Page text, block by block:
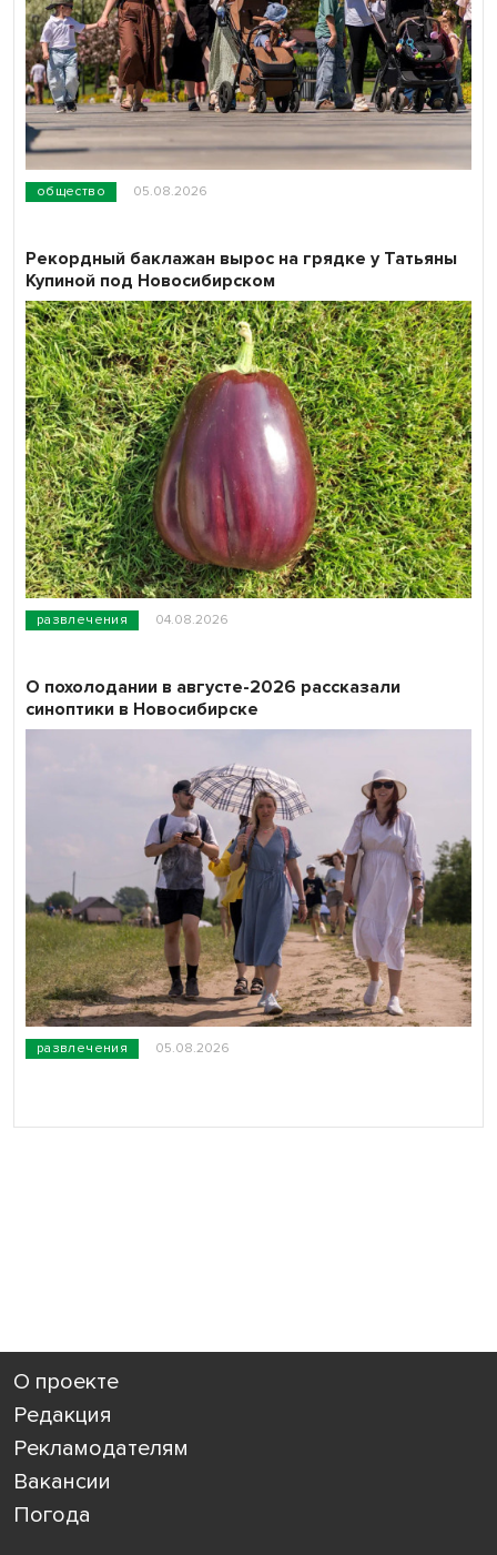
общество 05.08.2026
развлечения 04.08.2026
Рекордный баклажан вырос на грядке у Татьяны
Купиной под Новосибирском
развлечения 05.08.2026
О похолодании в августе-2026 рассказали
синоптики в Новосибирске
О проекте
Редакция
Рекламодателям
Вакансии
Погода